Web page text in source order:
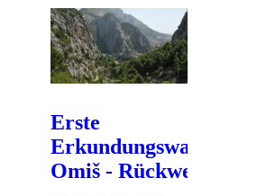
Erste
Erkundungswanderung
Omiš - Rückweg